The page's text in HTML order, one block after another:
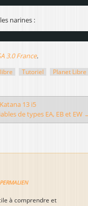
narines :
3.0 France.
Tutoriel
Planet Libre
13 i5
de types EA, EB et EW
PERMALIEN
à comprendre et